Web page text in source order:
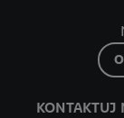
KONTAKTUJ